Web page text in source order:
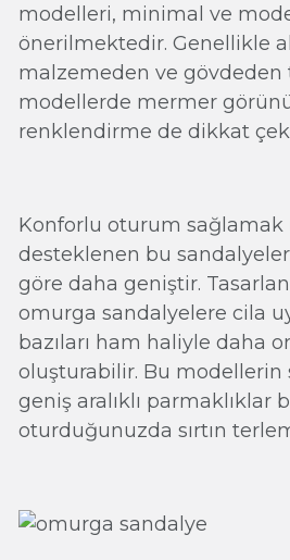
modelleri, minimal ve
önerilmektedir. Genellikle
malzemeden ve gövdeden
modellerde mermer
renklendirme de dikkat
Konforlu oturum
desteklenen bu
göre daha geniştir.
omurga sandalyelere cila
bazıları ham haliyle daha
oluşturabilir. Bu modellerin
geniş aralıklı parmaklıklar
oturduğunuzda sırtın